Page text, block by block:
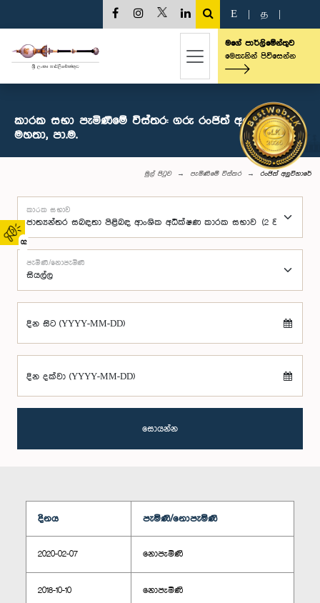
02
E த
මගේ පාර්ලිමේන්තුව
මෙතැනින් පිවිසෙන්න
කාරක සභා පැමිණීමේ විස්තර: ගරු රංජිත් අලුවිහාරේ
මහතා, පා.ම.
මුල් පිටුව පැමිණීමේ විස්තර රංජිත් අලුවිහාරේ
කාරක සභාව
පැමිණි/නොපැමිණි
දින සිට (YYYY-MM-DD)
දින දක්වා (YYYY-MM-DD)
සොයන්න
දිනය පැමිණි/නොපැමිණි
2020-02-07 නොපැමිණි
2018-10-10 නොපැමිණි